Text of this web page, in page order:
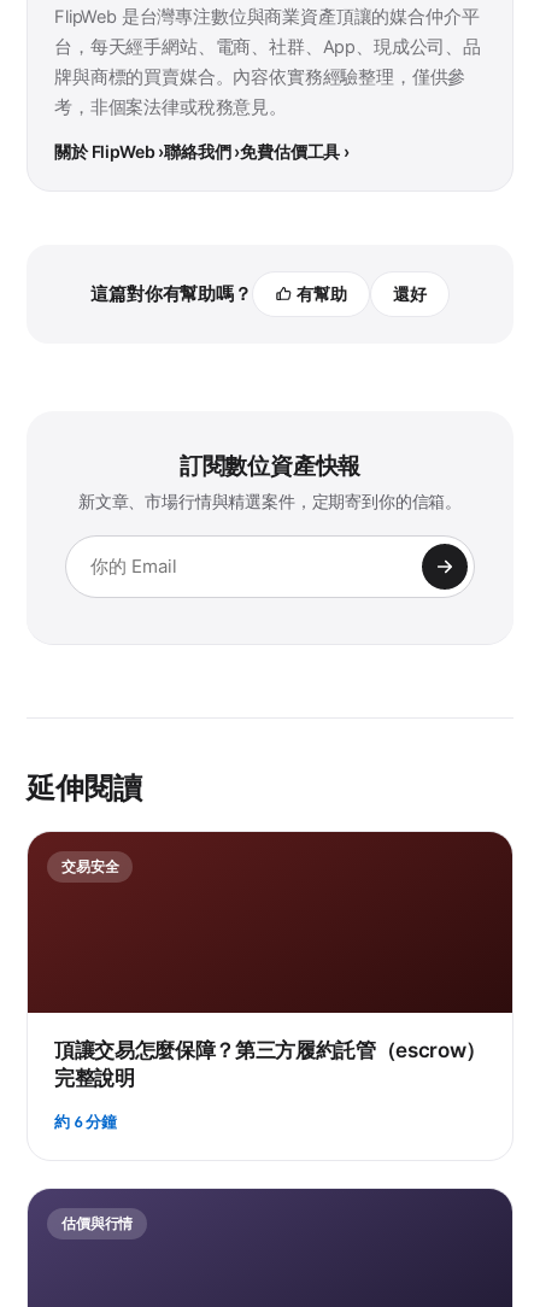
FlipWeb 是台灣專注數位與商業資產頂讓的媒合仲介平
台，每天經手網站、電商、社群、App、現成公司、品
牌與商標的買賣媒合。內容依實務經驗整理，僅供參
考，非個案法律或稅務意見。
關於 FlipWeb ›聯絡我們 ›免費估價工具 ›
這篇對你有幫助嗎？ 有幫助 還好
訂閱數位資產快報
新文章、市場行情與精選案件，定期寄到你的信箱。
延伸閱讀
交易安全
頂讓交易怎麼保障？第三方履約託管（escrow）
完整說明
約 6 分鐘
估價與行情